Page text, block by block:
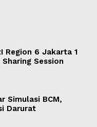
Region 6 Jakarta 1
Session
Simulasi BCM,
Darurat